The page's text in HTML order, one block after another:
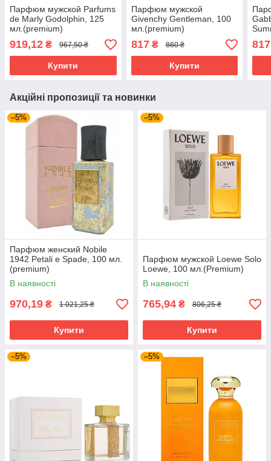
Парфюм мужской Parfums
de Marly Godolphin, 125
мл.(premium)
919,12 ₴ 967,50 ₴
Купити
Парфюм мужской
Givenchy Gentleman, 100
мл.(premium)
817₴ 860 ₴
Купити
100
817
Акційні пропозиції та новинки
–5%
Парфюм женский Nobile
1942 Petali e Spade, 100 мл.
(premium)
В наявності
970,19 ₴ 1 021,25 ₴
Купити
–5%
Парфюм мужской Loewe Solo
Loewe, 100 мл.(Premium)
В наявності
765,94 ₴ 806,25 ₴
Купити
–5% –5%